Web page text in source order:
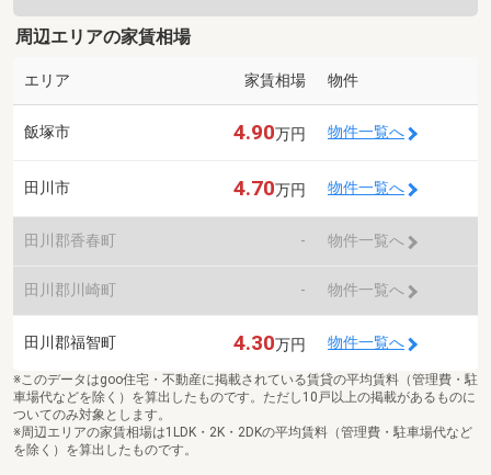
周辺エリアの家賃相場
エリア 家賃相場 物件
飯塚市 4.90万円 物件一覧へ
田川市 4.70万円 物件一覧へ
田川郡香春町 - 物件一覧へ
田川郡川崎町 - 物件一覧へ
田川郡福智町 4.30万円 物件一覧へ
※このデータはgoo住宅・不動産に掲載されている賃貸の平均賃料（管理費・駐
車場代などを除く）を算出したものです。ただし10戸以上の掲載があるものに
ついてのみ対象とします。
※周辺エリアの家賃相場は1LDK・2K・2DKの平均賃料（管理費・駐車場代など
を除く）を算出したものです。